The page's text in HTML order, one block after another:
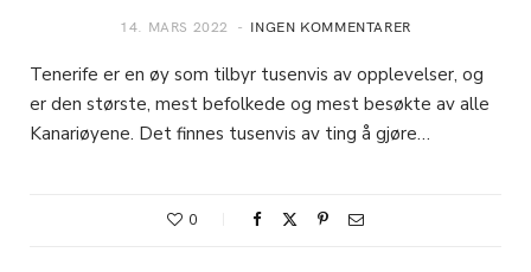
14. MARS 2022 INGEN KOMMENTARER
Tenerife er en øy som tilbyr tusenvis av opplevelser, og
er den største, mest befolkede og mest besøkte av alle
Kanariøyene. Det finnes tusenvis av ting å gjøre…
0